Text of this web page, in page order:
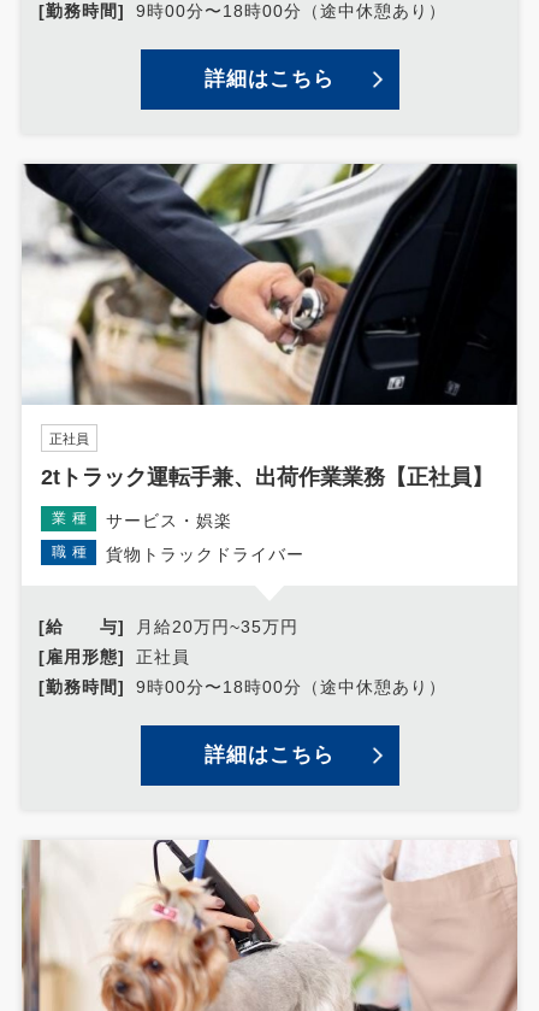
[勤務時間]
9時00分〜18時00分（途中休憩あり）
詳細はこちら
正社員
2tトラック運転手兼、出荷作業業務【正社員】
業種 サービス・娯楽
職種 貨物トラックドライバー
[給 与]
月給20万円~35万円
[雇用形態]
正社員
[勤務時間]
9時00分〜18時00分（途中休憩あり）
詳細はこちら